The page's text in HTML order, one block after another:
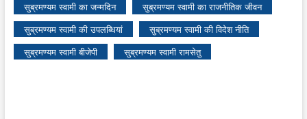
सुब्रमण्यम स्वामी का जन्मदिन
सुब्रमण्यम स्वामी का राजनीतिक जीवन
सुब्रमण्यम स्वामी की उपलब्धियां
सुब्रमण्यम स्वामी की विदेश नीति
सुब्रमण्यम स्वामी बीजेपी
सुब्रमण्यम स्वामी रामसेतु